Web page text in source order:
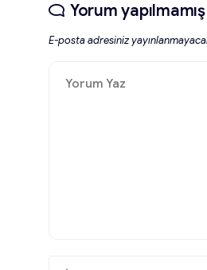
Yorum yapılmamış
E-posta adresiniz